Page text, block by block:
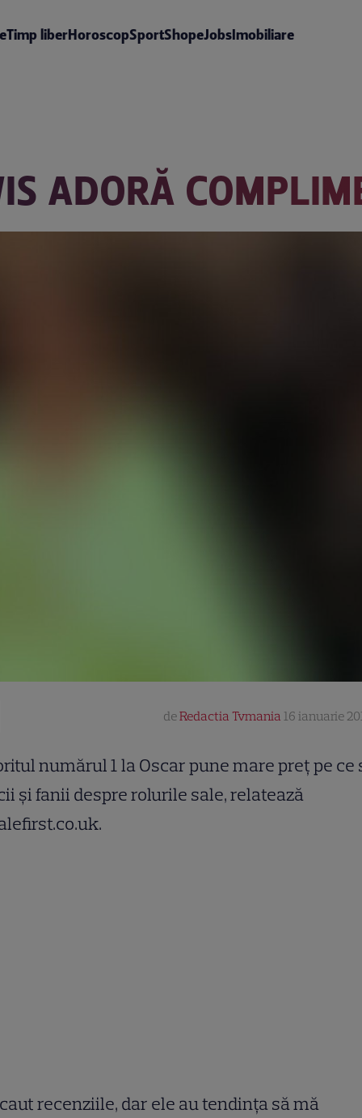
Timp liberHoroscopSportShopeJobsImobiliare
ADORĂ
deRedactia Tvmania 16 ianuarie
numărul 1 la Oscar pune mare preţ pe ce
şi fanii despre rolurile sale, relatează
recenziile, dar ele au tendinţa să mă